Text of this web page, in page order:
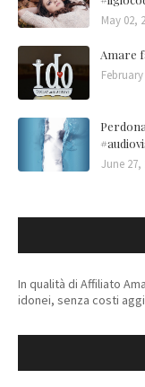
May 02,
Amare
June 27,
In qualità di Affiliato
idonei, senza costi